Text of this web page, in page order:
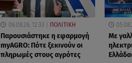
06.08.26, 12:33 ΠΟΛΙΤΙΚΗ
Παρουσιάστηκε η εφαρμογή
myAGRO: Πότε ξεκινούν οι
πληρωμές στους αγρότες
Με